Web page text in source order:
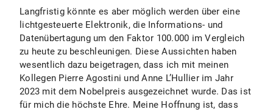
Langfristig könnte es aber möglich werden über eine
lichtgesteuerte Elektronik, die Informations- und
Datenübertagung um den Faktor 100.000 im Vergleich
zu heute zu beschleunigen. Diese Aussichten haben
wesentlich dazu beigetragen, dass ich mit meinen
Kollegen Pierre Agostini und Anne L’Hullier im Jahr
2023 mit dem Nobelpreis ausgezeichnet wurde. Das ist
für mich die höchste Ehre. Meine Hoffnung ist, dass